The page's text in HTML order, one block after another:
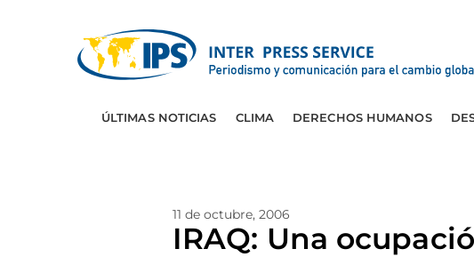
ÚLTIMAS NOTICIAS CLIMA DERECHOS HUMANOS
11 de octubre, 2006
IRAQ: Una